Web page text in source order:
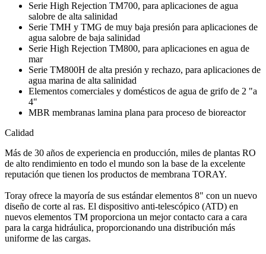
Serie High Rejection TM700, para aplicaciones de agua
salobre de alta salinidad
Serie TMH y TMG de muy baja presión para aplicaciones de
agua salobre de baja salinidad
Serie High Rejection TM800, para aplicaciones en agua de
mar
Serie TM800H de alta presión y rechazo, para aplicaciones de
agua marina de alta salinidad
Elementos comerciales y domésticos de agua de grifo de 2 "a
4"
MBR membranas lamina plana para proceso de bioreactor
Calidad
Más de 30 años de experiencia en producción, miles de plantas RO
de alto rendimiento en todo el mundo son la base de la excelente
reputación que tienen los productos de membrana TORAY.
Toray ofrece la mayoría de sus estándar elementos 8" con un nuevo
diseño de corte al ras. El dispositivo anti-telescópico (ATD) en
nuevos elementos TM proporciona un mejor contacto cara a cara
para la carga hidráulica, proporcionando una distribución más
uniforme de las cargas.